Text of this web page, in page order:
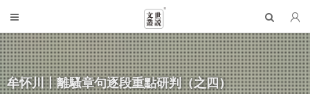
牟怀川丨離騷章句逐段重點研判（之四）